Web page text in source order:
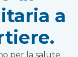
a
per la salute